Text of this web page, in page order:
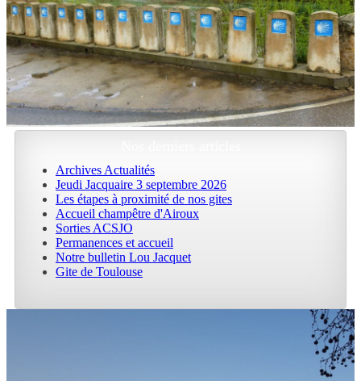
Archives Actualités
Jeudi Jacquaire 3 septembre 2026
Les étapes à proximité de nos gites
Accueil champêtre d'Airoux
Sorties ACSJO
Permanences et accueil
Notre bulletin Lou Jacquet
Gite de Toulouse